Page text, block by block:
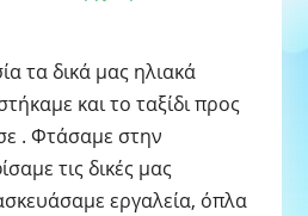
τα δικά μας ηλιακά
και το ταξίδι προς
. Φτάσαμε στην
τις δικές μας
εργαλεία, όπλα